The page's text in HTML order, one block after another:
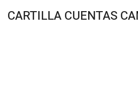
CARTILLA CUENTAS